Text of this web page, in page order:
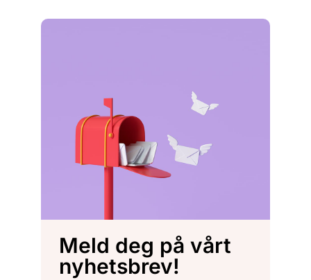
Meld deg på vårt
nyhetsbrev!